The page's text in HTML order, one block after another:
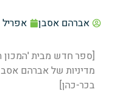
אברהם אסבן אפריל 12, 2020
[ספר חדש מבית
בכר-כהן]